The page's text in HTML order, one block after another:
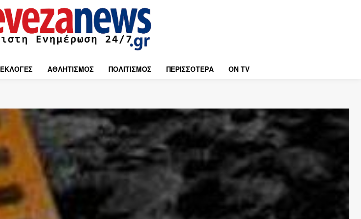
ΕΚΛΟΓΕΣ ΑΘΛΗΤΙΣΜΟΣ ΠΟΛΙΤΙΣΜΟΣ ΠΕΡΙΣΣΟΤΕΡΑ ON TV